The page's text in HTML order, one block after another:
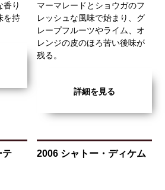
香り
を持
マーマレードとショウガのフ
レッシュな風味で始まり、グ
レープフルーツやライム、オ
レンジの皮のほろ苦い後味が
残る。
詳細を見る
テ 2006 シャトー・ディケム